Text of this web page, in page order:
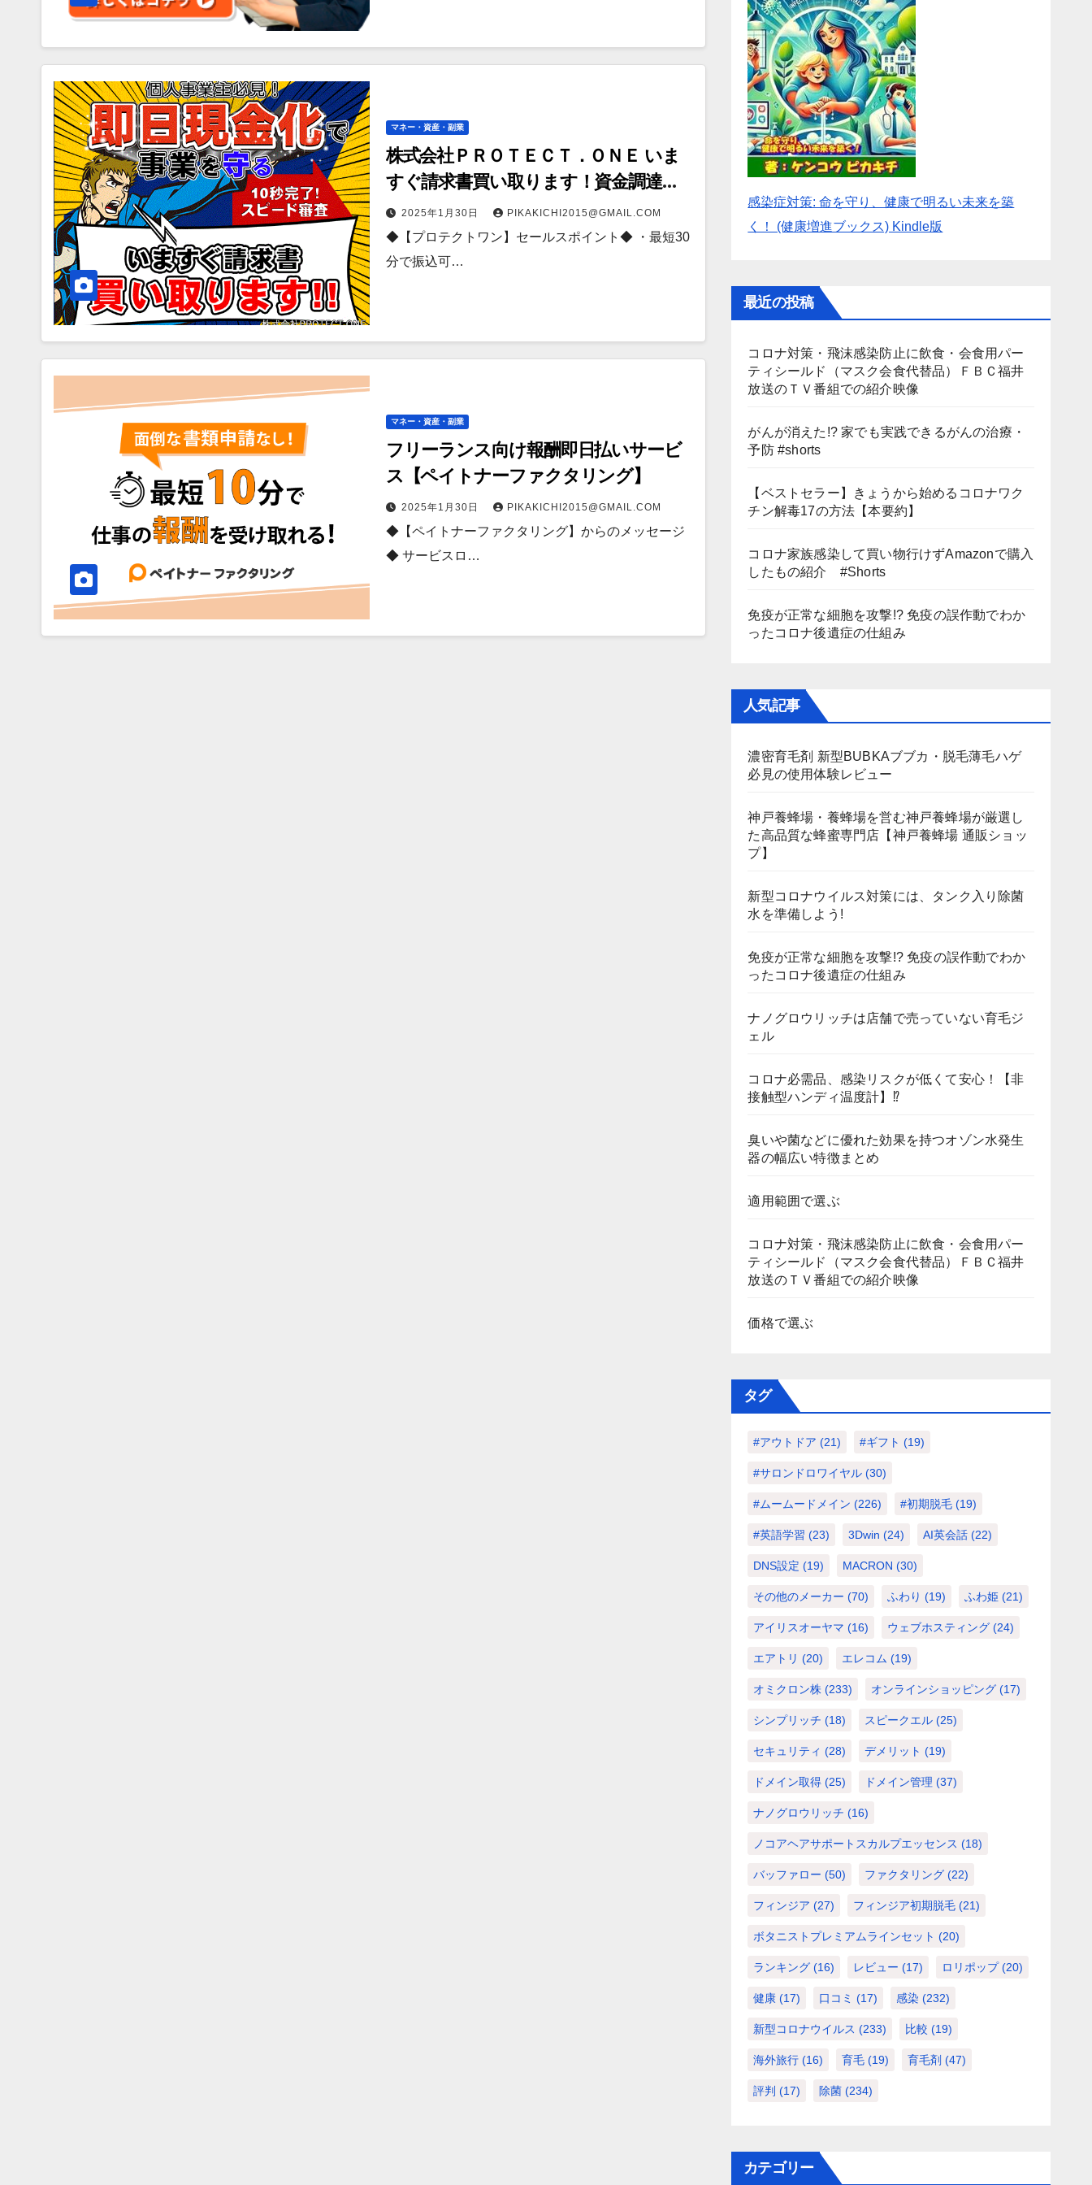
マネー・資産・副業
株式会社ＰＲＯＴＥＣＴ．ＯＮＥ いま
すぐ請求書買い取ります！資金調達な
ら【プロテクトワン】
2025年1月30日 PIKAKICHI2015@GMAIL.COM
◆【プロテクトワン】セールスポイント◆ ・最短30
分で振込可…
マネー・資産・副業
フリーランス向け報酬即日払いサービ
ス【ペイトナーファクタリング】
2025年1月30日 PIKAKICHI2015@GMAIL.COM
◆【ペイトナーファクタリング】からのメッセージ
◆ サービスロ…
感染症対策: 命を守り、健康で明るい未来を築
く！ (健康増進ブックス) Kindle版
最近の投稿
コロナ対策・飛沫感染防止に飲食・会食用パー
ティシールド（マスク会食代替品）ＦＢＣ福井
放送のＴＶ番組での紹介映像
がんが消えた!? 家でも実践できるがんの治療・
予防 #shorts
【ベストセラー】きょうから始めるコロナワク
チン解毒17の方法【本要約】
コロナ家族感染して買い物行けずAmazonで購入
したもの紹介 #Shorts
免疫が正常な細胞を攻撃!? 免疫の誤作動でわか
ったコロナ後遺症の仕組み
人気記事
濃密育毛剤 新型BUBKAブブカ・脱毛薄毛ハゲ
必見の使用体験レビュー
神戸養蜂場・養蜂場を営む神戸養蜂場が厳選し
た高品質な蜂蜜専門店【神戸養蜂場 通販ショッ
プ】
新型コロナウイルス対策には、タンク入り除菌
水を準備しよう!
免疫が正常な細胞を攻撃!? 免疫の誤作動でわか
ったコロナ後遺症の仕組み
ナノグロウリッチは店舗で売っていない育毛ジ
ェル
コロナ必需品、感染リスクが低くて安心！【非
接触型ハンディ温度計】⁉
臭いや菌などに優れた効果を持つオゾン水発生
器の幅広い特徴まとめ
適用範囲で選ぶ
コロナ対策・飛沫感染防止に飲食・会食用パー
ティシールド（マスク会食代替品）ＦＢＣ福井
放送のＴＶ番組での紹介映像
価格で選ぶ
タグ
#アウトドア (21) #ギフト (19)
#サロンドロワイヤル (30)
#ムームードメイン (226) #初期脱毛 (19)
#英語学習 (23) 3Dwin (24) AI英会話 (22)
DNS設定 (19) MACRON (30)
その他のメーカー (70) ふわり (19) ふわ姫 (21)
アイリスオーヤマ (16) ウェブホスティング (24)
エアトリ (20) エレコム (19)
オミクロン株 (233) オンラインショッピング (17)
シンプリッチ (18) スピークエル (25)
セキュリティ (28) デメリット (19)
ドメイン取得 (25) ドメイン管理 (37)
ナノグロウリッチ (16)
ノコアヘアサポートスカルプエッセンス (18)
バッファロー (50) ファクタリング (22)
フィンジア (27) フィンジア初期脱毛 (21)
ボタニストプレミアムラインセット (20)
ランキング (16) レビュー (17) ロリポップ(20)
健康 (17) 口コミ (17) 感染 (232)
新型コロナウイルス (233) 比較 (19)
海外旅行 (16) 育毛 (19) 育毛剤 (47)
評判 (17) 除菌 (234)
カテゴリー